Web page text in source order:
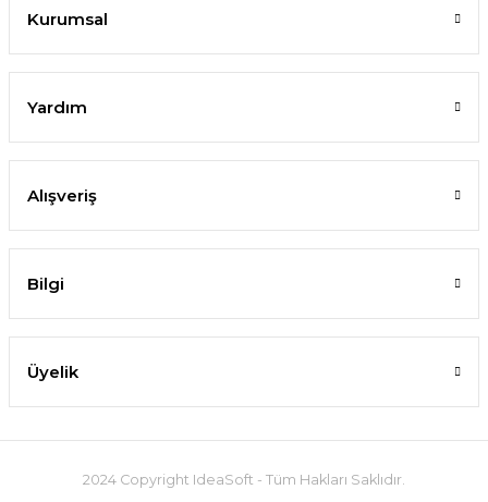
Kurumsal
Yardım
Alışveriş
Bilgi
Üyelik
2024 Copyright IdeaSoft - Tüm Hakları Saklıdır.